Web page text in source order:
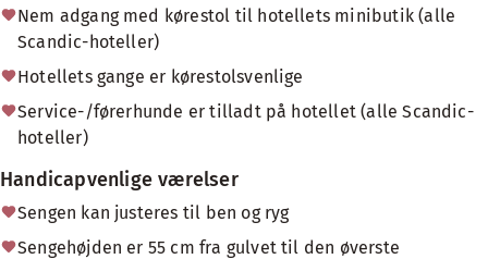
Nem adgang med kørestol til hotellets minibutik (alle
Scandic-hoteller)
Hotellets gange er kørestolsvenlige
Service-/førerhunde er tilladt på hotellet (alle Scandic-
hoteller)
Handicapvenlige værelser
Sengen kan justeres til ben og ryg
Sengehøjden er 55 cm fra gulvet til den øverste